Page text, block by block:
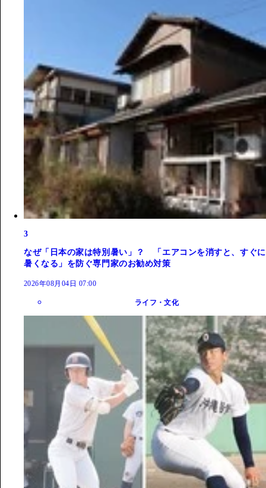
3
なぜ「日本の家は特別暑い」？ 「エアコンを消すと、すぐに
暑くなる」を防ぐ専門家のお勧め対策
2026年08月04日 07:00
ライフ・文化